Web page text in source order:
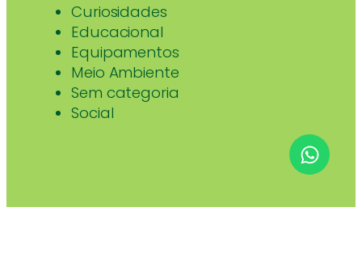
Curiosidades
Educacional
Equipamentos
Meio Ambiente
Sem categoria
Social